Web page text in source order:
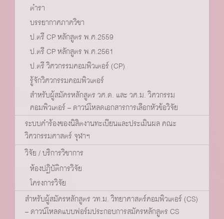
ตำรา
บรรยากาศภาควิชา
ป.ตรี CP หลักสูตร พ.ศ.2559
ป.ตรี CP หลักสูตร พ.ศ.2561
ป.ตรี วิศวกรรมคอมพิวเตอร์ (CP)
รู้จักวิศวกรรมคอมพิวเตอร์
สำหรับผู้สมัครหลักสูตร วศ.ด. และ วศ.ม. วิศวกรรม
คอมพิวเตอร์ – ดาวน์โหลดเอกสารการเลือกหัวข้อวิจัย
ระบบคำร้องของนิสิตงานทะเบียนและประเมินผล คณะ
วิศวกรรมศาสตร์ จุฬาฯ
วิจัย / บริการวิชาการ
ห้องปฏิบัติการวิจัย
โครงการวิจัย
สำหรับผู้สมัครหลักสูตร วท.ม. วิทยาศาสตร์คอมพิวเตอร์ (CS)
– ดาวน์โหลดแบบฟอร์มประกอบการสมัครหลักสูตร CS